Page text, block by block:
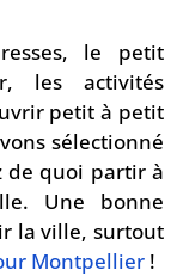
le petit
les activités
petit à petit
sélectionné
de quoi partir à
Une bonne
la ville, surtout
Montpellier !